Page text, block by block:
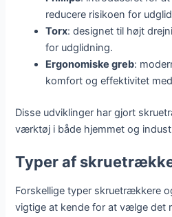
reducere risikoen for
Torx: designet til højt
for udglidning.
Ergonomiske greb:
komfort og effektivitet
Disse udviklinger har gjort
værktøj i både hjemmet og
Typer af
Forskellige typer skruetrækkere
vigtige at kende for at vælge det